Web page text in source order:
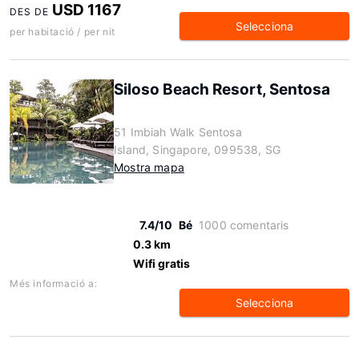
DES DE USD 1167
per habitació / per nit Selecciona
Siloso Beach Resort, Sentosa
51 Imbiah Walk Sentosa
Island, Singapore, 099538, SG
Mostra mapa
7.4/10 Bé 1000 comentaris
0.3 km
Wifi gratis
Més informació a:
Selecciona